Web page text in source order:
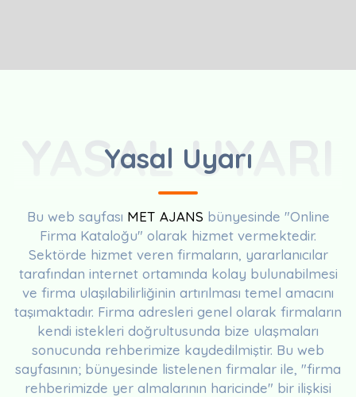
Yasal Uyarı
YASAL UYARI
Bu web sayfası MET AJANS bünyesinde "Online
Firma Kataloğu" olarak hizmet vermektedir.
Sektörde hizmet veren firmaların, yararlanıcılar
tarafından internet ortamında kolay bulunabilmesi
ve firma ulaşılabilirliğinin artırılması temel amacını
taşımaktadır. Firma adresleri genel olarak firmaların
kendi istekleri doğrultusunda bize ulaşmaları
sonucunda rehberimize kaydedilmiştir. Bu web
sayfasının; bünyesinde listelenen firmalar ile, "firma
rehberimizde yer almalarının haricinde" bir ilişkisi